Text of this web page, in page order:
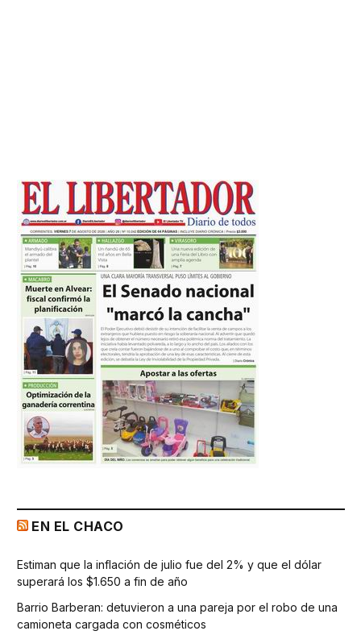
EN EL CHACO
Estiman que la inflación de julio fue del 2% y que el dólar
superará los $1.650 a fin de año
Barrio Barberan: detuvieron a una pareja por el robo de una
camioneta cargada con cosméticos